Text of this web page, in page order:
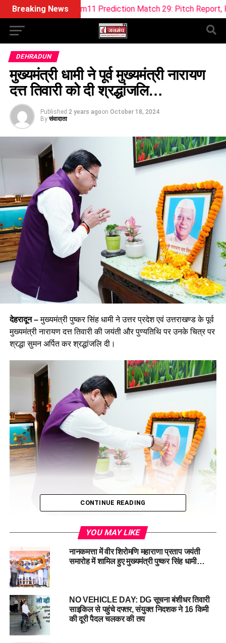
Breaking News
Dream11 Prediction Match 29: Pitch Report, Playing 11,
DEHRADUN
मुख्यमंत्री धामी ने पूर्व मुख्यमंत्री नारायण
दत्त तिवारी को दी श्रद्धांजलि…
Published 2 years agoon October 18, 2024
By संवादाता
देहरादून –मुख्यमंत्री पुष्कर सिंह धामी ने उत्तर प्रदेश एवं उत्तराखण्ड के पूर्व
मुख्यमंत्री नारायण दत्त तिवारी की जयंती और पुण्यतिथि पर उनके चित्र पर
श्रद्धा सुमन अर्पित कर श्रद्धांजलि दी।
मुख्यमंत्री ने कहा कि उन्होंने प्रदेश को औद्योगिक उन्नति की राह पर
अग्रसर करने में महत्वपूर्ण भूमिका निभाई। उनके द्वारा किए गए विकासपरक
कार्य हमारे लिए सदैव प्रेरणास्रोत रहेंगे।
#Tribute, #NarayanDuttTiwari, #ChiefMinister,
#Development, #IndustrialGrowth, #pushkarsinghdhami
CONTINUE READING
YOU MAY LIKE
नानकमत्ता में वीर शिरोमणि महाराणा प्रताप जयंती
समारोह में शामिल हुए मुख्यमंत्री पुष्कर सिंह धामी…
NO VEHICLE DAY: DG सूचना बंशीधर तिवारी
साइकिल से पहुंचे दफ्तर, संयुक्त निदशक ने 16 किमी
की दूरी पैदल चलकर की तय